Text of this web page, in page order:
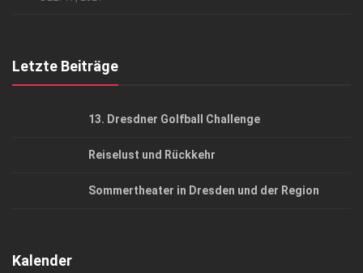
Letzte Beiträge
13. Dresdner Golfball Challenge
Reiselust und Rückkehr
Sommertheater in Dresden und der Region
Kalender